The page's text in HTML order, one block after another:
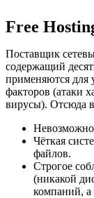
Free
Поставщик
содержащий
применяются для
факторов (атаки
вирусы). Отсюда
Чёткая
файлов.
Строгое
(никакой
компаний, а